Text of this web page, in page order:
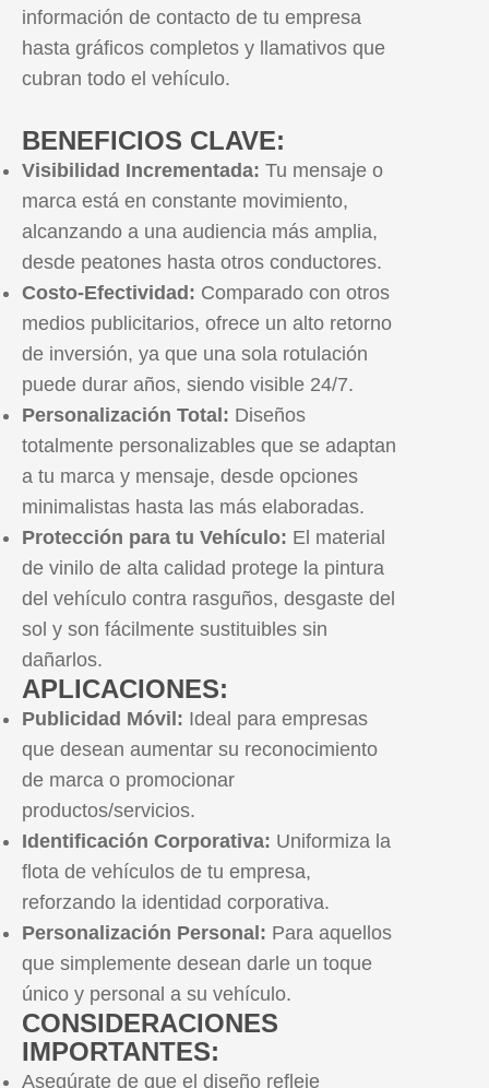
información de contacto de tu empresa
hasta gráficos completos y llamativos que
cubran todo el vehículo.
BENEFICIOS CLAVE:
Visibilidad Incrementada: Tu mensaje o
marca está en constante movimiento,
alcanzando a una audiencia más amplia,
desde peatones hasta otros conductores.
Costo-Efectividad: Comparado con otros
medios publicitarios, ofrece un alto retorno
de inversión, ya que una sola rotulación
puede durar años, siendo visible 24/7.
Personalización Total: Diseños
totalmente personalizables que se adaptan
a tu marca y mensaje, desde opciones
minimalistas hasta las más elaboradas.
Protección para tu Vehículo: El material
de vinilo de alta calidad protege la pintura
del vehículo contra rasguños, desgaste del
sol y son fácilmente sustituibles sin
dañarlos.
APLICACIONES:
Publicidad Móvil: Ideal para empresas
que desean aumentar su reconocimiento
de marca o promocionar
productos/servicios.
Identificación Corporativa: Uniformiza la
flota de vehículos de tu empresa,
reforzando la identidad corporativa.
Personalización Personal: Para aquellos
que simplemente desean darle un toque
único y personal a su vehículo.
CONSIDERACIONES
IMPORTANTES:
Asegúrate de que el diseño refleje